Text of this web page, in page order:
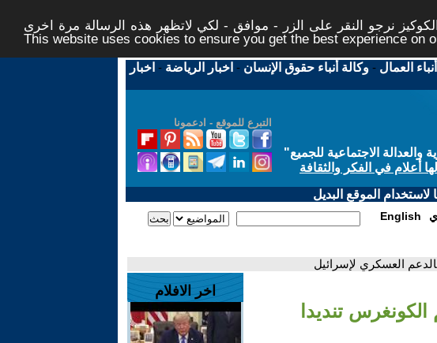
نرجو النقر على الزر - موافق - لكي لاتظهر هذه الرسالة مرة اخرى -
This website uses cookies to ensure you get the best experience on
العمال -وكالة أنباء حقوق الإنسان - اخبار الرياضة - اخبار
التبرع للموقع - ادعمونا
الاجتماعية للجميع"
أعلام في الفكر والثقافة
الموقع البديل
English
العسكري لإسرائيل
تنديدا
اخر الافلام